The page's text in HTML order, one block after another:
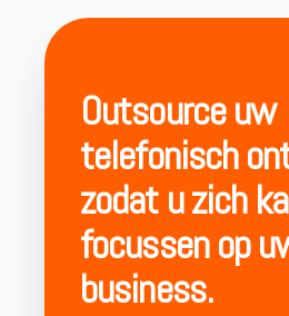
Outsource uw
telefonisch
zodat u zich
focussen op
business.